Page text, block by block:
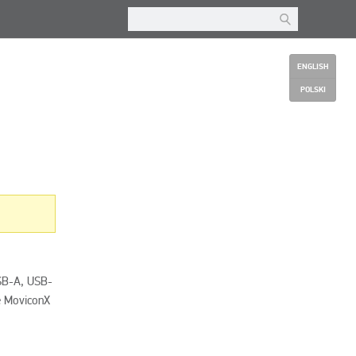
A, USB-
ENGLISH
POLSKI